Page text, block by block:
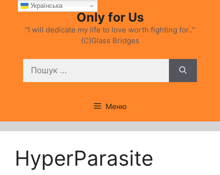
Перейти
вмісту
Only for Us
"I will dedicate my life to love worth fighting for.."
(C)Glass Bridges
Меню
HyperParasite
Українська